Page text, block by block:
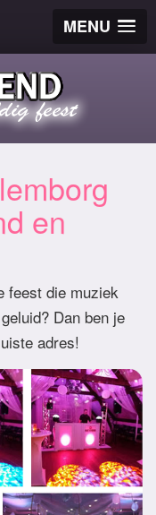
MENU
en
feest die muziek
Dan ben je
adres!